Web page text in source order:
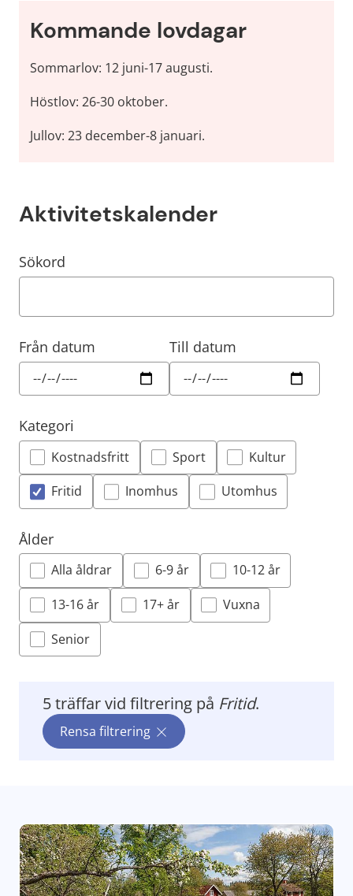
Kommande lovdagar
Sommarlov: 12 juni-17 augusti.
Höstlov: 26-30 oktober.
Jullov: 23 december-8 januari.
Aktivitetskalender
Filtrera resultatet
Det här formuläret postas automatiskt
Sökord
Från datum Till datum
Kategori
Kostnadsfritt Sport
Kultur
Fritid
Inomhus Utomhus
Ålder
Alla åldrar 6-9 år
10-12 år
13-16 år
17+ år
Vuxna
Senior
5 träffarvid filtrering på Fritid.
Rensa filtrering